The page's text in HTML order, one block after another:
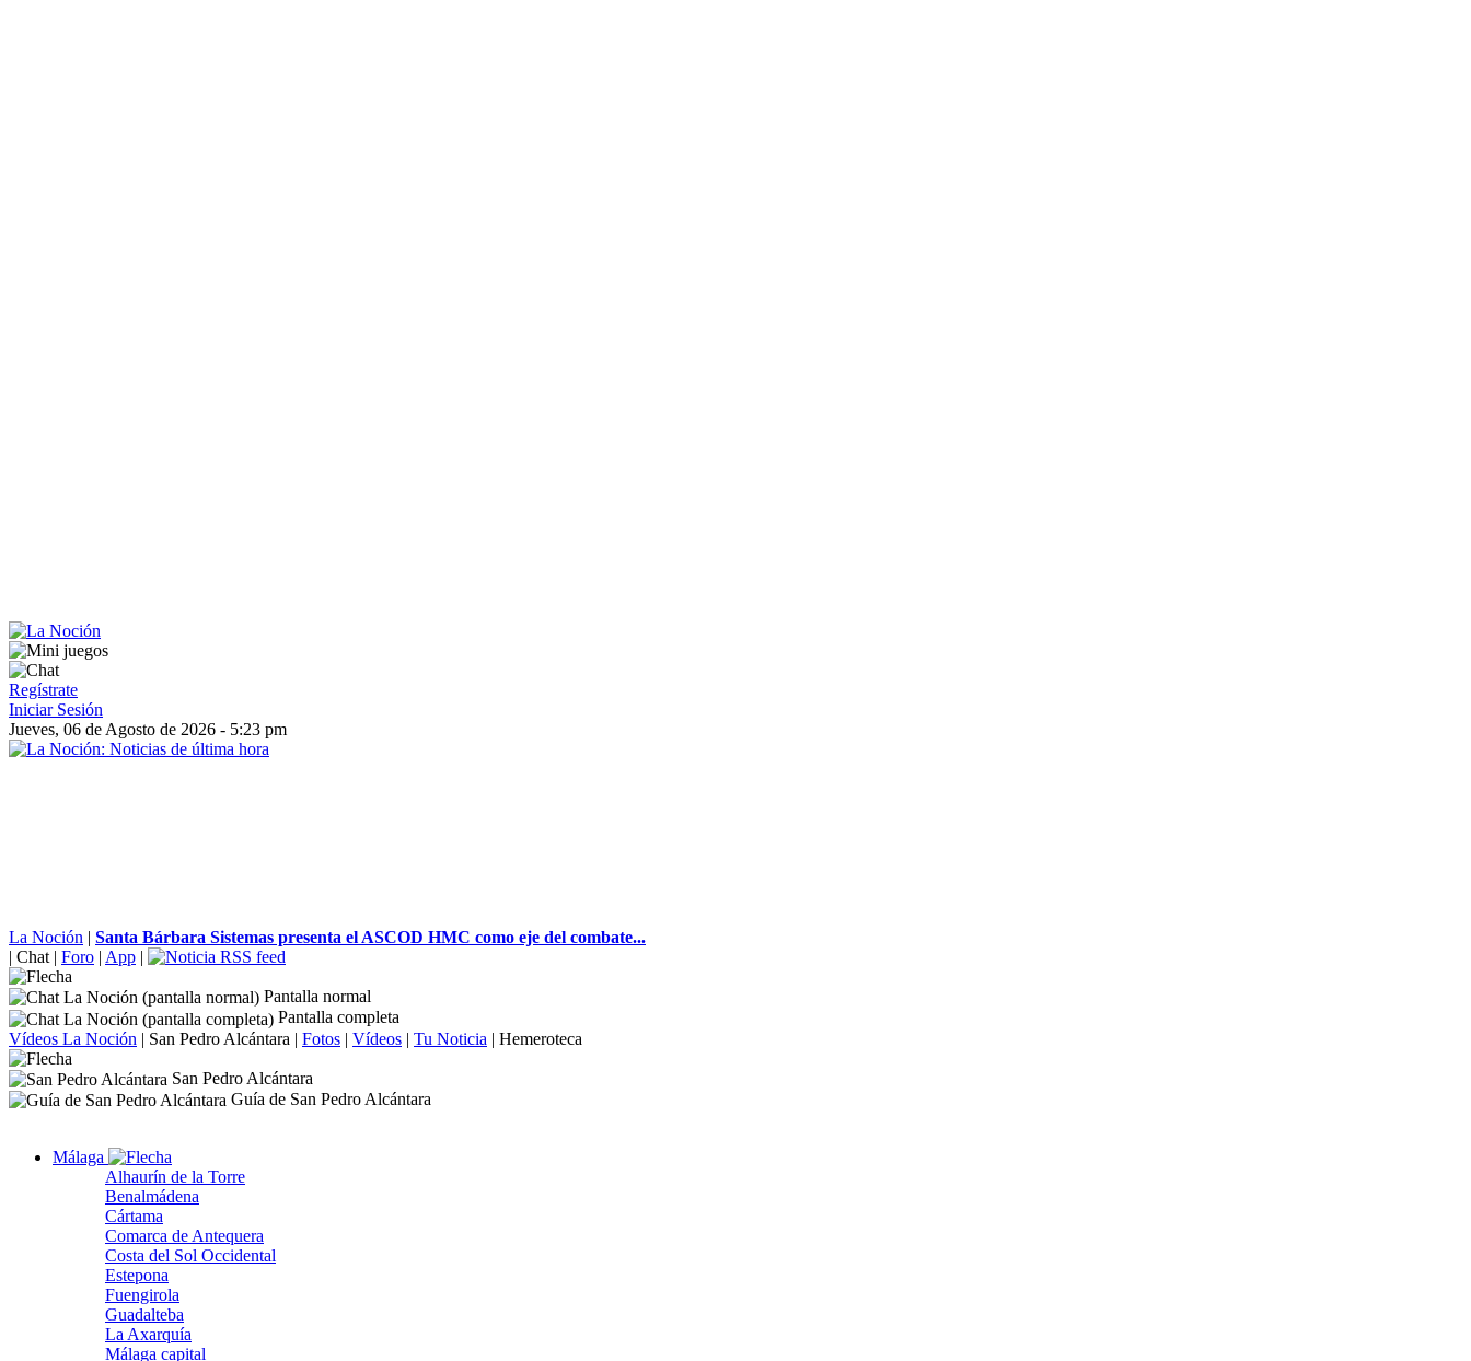
Regístrate
Iniciar Sesión
Jueves, 06 de Agosto de 2026 - 5:23 pm
La Noción | Santa Bárbara Sistemas presenta el ASCOD HMC como eje del combate...
| Chat | Foro | App |
Pantalla normal
Pantalla completa
Vídeos La Noción | San Pedro Alcántara | Fotos | Vídeos | Tu Noticia | Hemeroteca
San Pedro Alcántara
Guía de San Pedro Alcántara
Málaga
Alhaurín de la Torre
Benalmádena
Cártama
Comarca de Antequera
Costa del Sol Occidental
Estepona
Fuengirola
Guadalteba
La Axarquía
Málaga capital